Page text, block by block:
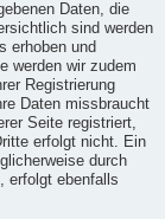
Daten, die
sind werden
erhoben und
werden wir zudem
Registrierung
Daten missbraucht
Seite registriert,
erfolgt nicht. Ein
durch
erfolgt ebenfalls